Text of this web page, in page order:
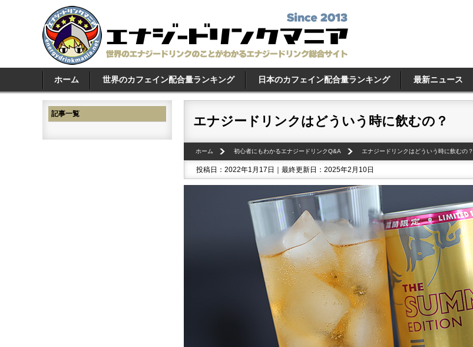
ホーム 世界のカフェイン配合量ランキング 日本のカフェイン配合量ランキング 最新ニュース
エナジードリンクはどういう時に飲むの？
ホーム 初心者にもわかるエナジードリンクQ&A エナジードリンクはどういう時に飲むの？
投稿日：2022年1月17日｜最終更新日：2025年2月10日
記事一覧